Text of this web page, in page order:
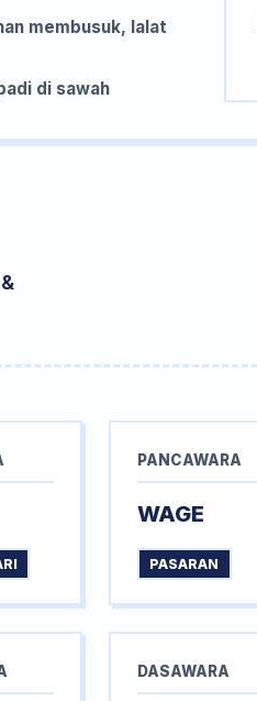
membusuk, lalat
di sawah
PANCAWARA
WAGE
PASARAN
DASAWARA